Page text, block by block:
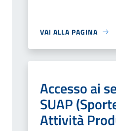
VAI ALLA PAGINA
Accesso ai
SUAP
Attività